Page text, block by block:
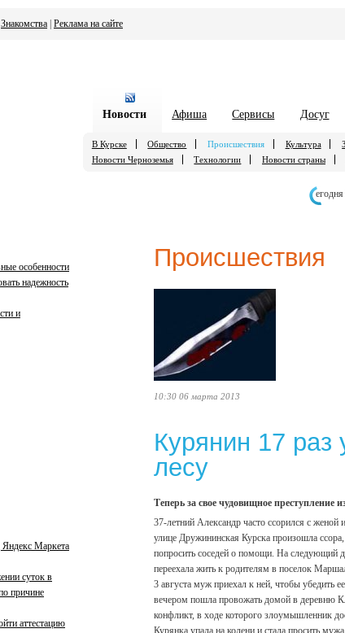
Знакомства Реклама на сайте
Новости Афиша Сервисы Досуг
В Курске Общество Происшествия Культура
Новости Черноземья
Технологии Новости страны
егодня
Происшествия
10:30 06 марта 2013
Курянин 17
лесу
Теперь за свое чудовищное преступление
37-летний Александр часто ссорился с
улице Дружининская Курска произошла
попросить соседей о помощи. На следующий
переехала жить к родителям в поселок
3 августа муж приехал к ней, чтобы убедить
вечером пошла провожать домой в деревню
конфликт, в ходе которого злоумышленник
Курянка упала на колени и стала просить
особенности
надежность
и
Яндекс Маркета
суток в
причине
аттестацию